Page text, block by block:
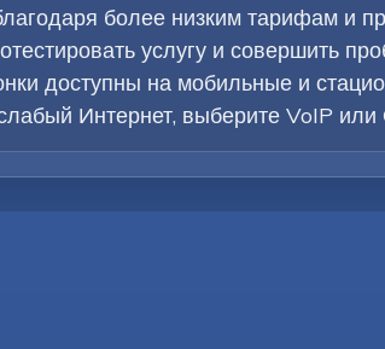
более низким тарифам и
услугу и совершить
доступны на мобильные и
Интернет, выберите VoIP